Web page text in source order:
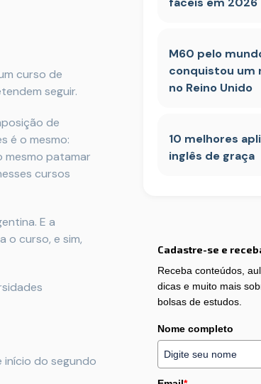
curso de
seguir.
de
é o mesmo:
mesmo patamar
cursos
E a
o curso, e sim,
início do segundo
M60 pelo
conquistou um
no Reino Unido
10 melhores
inglês de graça
Cadastre-se e
Receba conteúdos,
dicas e muito mais
bolsas de estudos.
Nome completo